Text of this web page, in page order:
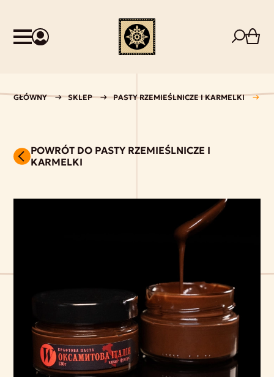
GŁÓWNY SKLEP PASTY RZEMIEŚLNICZE I KARMELKI
POWRÓT DO PASTY RZEMIEŚLNICZE I
KARMELKI